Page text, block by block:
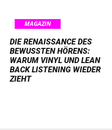
MAGAZIN
DIE RENAISSANCE DES
BEWUSSTEN HÖRENS:
WARUM VINYL UND LEAN
BACK LISTENING WIEDER
ZIEHT